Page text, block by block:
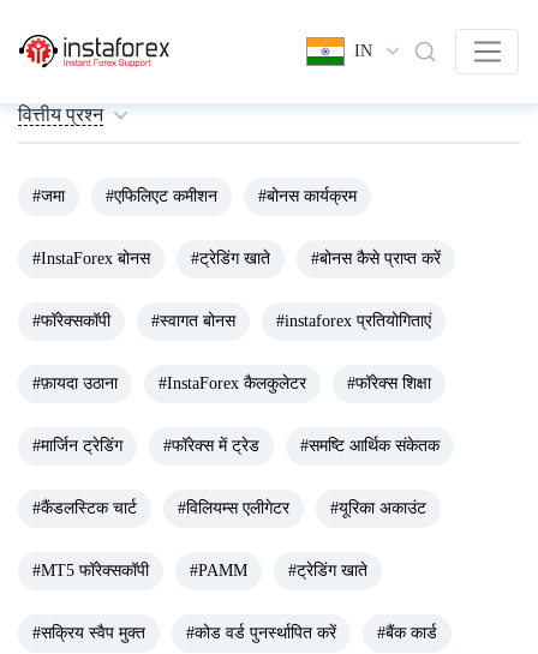
IN
वित्तीय प्रश्न
#जमा #एफिलिएट कमीशन #बोनस कार्यक्रम
#InstaForex बोनस #ट्रेडिंग खाते #बोनस कैसे प्राप्त करें
#फॉरेक्सकॉपी #स्वागत बोनस #instaforex प्रतियोगिताएं
#फ़ायदा उठाना #InstaForex कैलकुलेटर #फॉरेक्स शिक्षा
#मार्जिन ट्रेडिंग #फॉरेक्स में ट्रेड #समष्टि आर्थिक संकेतक
#कैंडलस्टिक चार्ट #विलियम्स एलीगेटर #यूरिका अकाउंट
#MT5 फॉरेक्सकॉपी #PAMM #ट्रेडिंग खाते
#सक्रिय स्वैप मुक्त #कोड वर्ड पुनर्स्थापित करें #बैंक कार्ड